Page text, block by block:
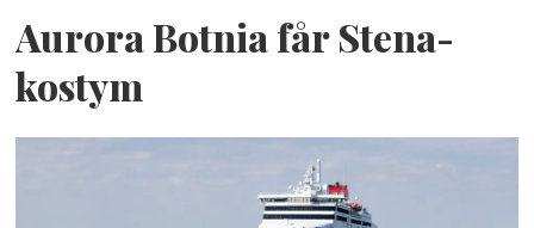
Aurora Botnia får Stena-
kostym